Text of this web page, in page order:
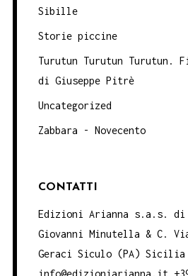
Sibille
Storie piccine
Turutun Turutun Turutun.
di Giuseppe Pitrè
Uncategorized
Zabbara - Novecento
CONTATTI
Edizioni Arianna s.a.s. di
Giovanni Minutella & C.
Geraci Siculo (PA) Sicilia
info@edizioniarianna.it